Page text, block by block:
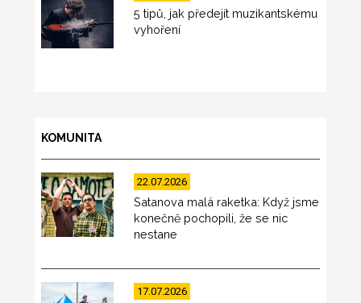
5 tipů, jak předejít muzikantskému
vyhoření
KOMUNITA
22.07.2026
Satanova malá raketka: Když jsme
konečně pochopili, že se nic
nestane
17.07.2026